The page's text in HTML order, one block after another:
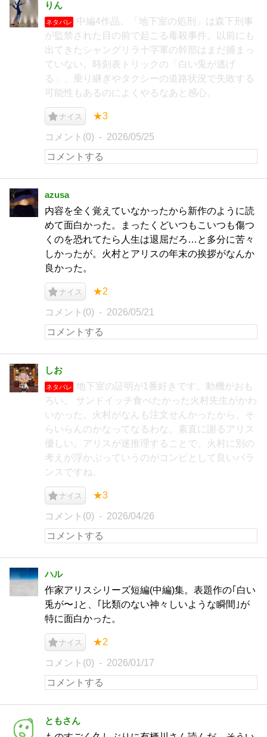
りん
ネタバレ
中編4作品。「地下室の処刑」は森下刑事
が監禁された目の前で起こる毒殺事件。以前にも
出てきたシャングリラ十字軍の幹部はまだ捕まっ
ていない。時刻表トリックの「白い兎が逃げ
る」、乗り継ぎやタクシーの道路状況で失敗する
可能性もあるのによくやるなあと感心。
ナイス ★3
コメント(0) 2026/05/25
azusa
内容を全く覚えていなかったから新作のように読
めて面白かった。まったくどいつもこいつも傷つ
くのを恐れてたら人生は退屈だろ…と多分に苦々
しかったが。火村とアリスの年末の挨拶がなんか
良かった。
ナイス ★2
コメント(0) 2026/05/21
しお
ネタバレ
地下室の証明が1番好きです。動機がおも
ろい。 サンドイッチ食べたかった火村先生がかわ
いかった。火村がなんも注文せんかったから、そ
らいらんのかなってなるわな。素直に謝るアリス
優しい。アリスが迷推理することで、火村に別の
考えが浮かぶっていうのがコンビとして良いバラ
ンスですね。
ナイス ★3
コメント(0) 2026/04/26
ハル
作家アリスシリーズ短編(中編)集。表題作の｢白い
兎が〜｣と、｢比類のない神々しいような瞬間｣が
特に面白かった。
ナイス ★2
コメント(0) 2026/01/17
ともさん